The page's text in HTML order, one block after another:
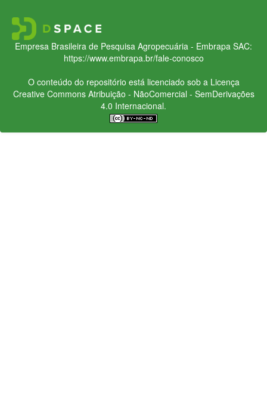
Empresa Brasileira de Pesquisa Agropecuária - Embrapa SAC:
https://www.embrapa.br/fale-conosco
O conteúdo do repositório está licenciado sob a Licença
Creative CommonsAtribuição - NãoComercial - SemDerivações
4.0 Internacional.